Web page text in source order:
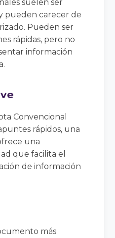
suelen ser
pueden carecer de
Pueden ser
rápidas, pero no
información
Convencional
rápidos, una
una
que facilita el
de información
más